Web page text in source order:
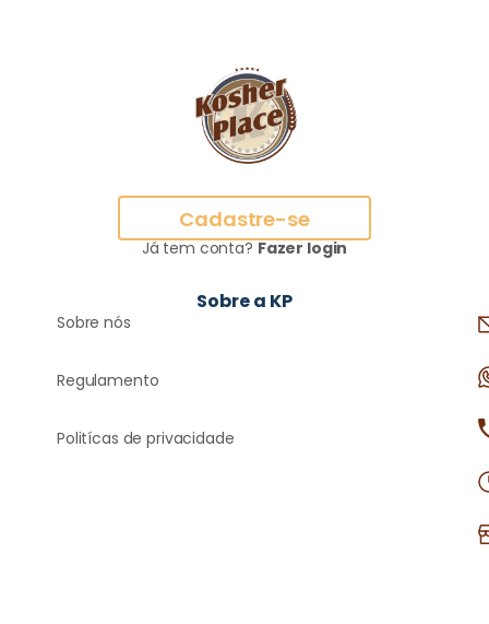
Cadastre-se
Já tem conta? Fazer login
Sobre a KP
Sobre nós
Regulamento
Politícas de privacidade